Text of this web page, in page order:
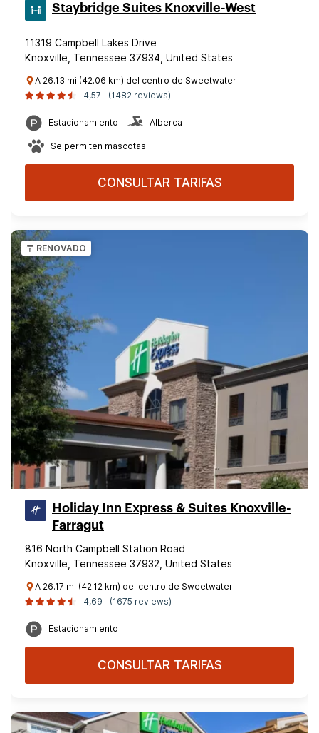
Staybridge Suites Knoxville-West
11319 Campbell Lakes Drive
Knoxville, Tennessee 37934, United States
A 26.13 mi (42.06 km) del centro de Sweetwater
4,57
(1482 reviews)
Estacionamiento Alberca
Se permiten mascotas
CONSULTAR TARIFAS
RENOVADO
Holiday Inn Express & Suites Knoxville-
Farragut
816 North Campbell Station Road
Knoxville, Tennessee 37932, United States
A 26.17 mi (42.12 km) del centro de Sweetwater
4,69
(1675 reviews)
Estacionamiento
CONSULTAR TARIFAS